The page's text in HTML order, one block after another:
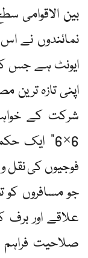
بین الاقوامی
ایونٹ ہے جس کا
اپنی تازہ
6×6”
فوجیوں کی
جو مسافروں کو
علاقے اور